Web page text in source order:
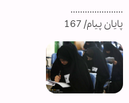
......................
پایان پیام/ 167